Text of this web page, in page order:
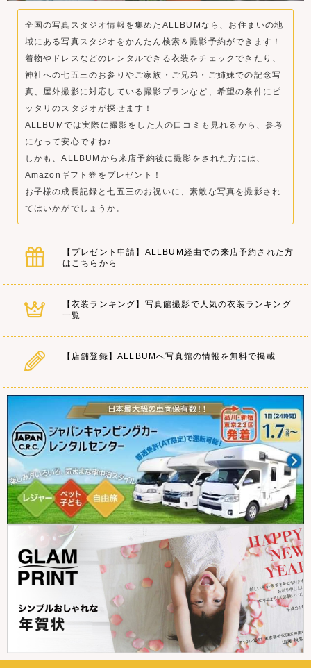
全国の写真スタジオ情報を集めたALLBUMなら、お住まいの地
域にある写真スタジオをかんたん検索＆撮影予約ができます！
着物やドレスなどのレンタルできる衣装をチェックできたり、
神社への七五三のお参りやご家族・ご兄弟・ご姉妹での記念写
真、屋外撮影に対応している撮影プランなど、希望の条件にピ
ッタリのスタジオが探せます！
ALLBUMでは実際に撮影をした人の口コミも見れるから、参考
になって安心ですね♪
しかも、ALLBUMから来店予約後に撮影をされた方には、
Amazonギフト券をプレゼント！
お子様の成長記録と七五三のお祝いに、素敵な写真を撮影され
てはいかがでしょうか。
【プレゼント申請】ALLBUM経由での来店予約された方
はこちらから
【衣装ランキング】写真館撮影で人気の衣装ランキング
一覧
【店舗登録】ALLBUMへ写真館の情報を無料で掲載